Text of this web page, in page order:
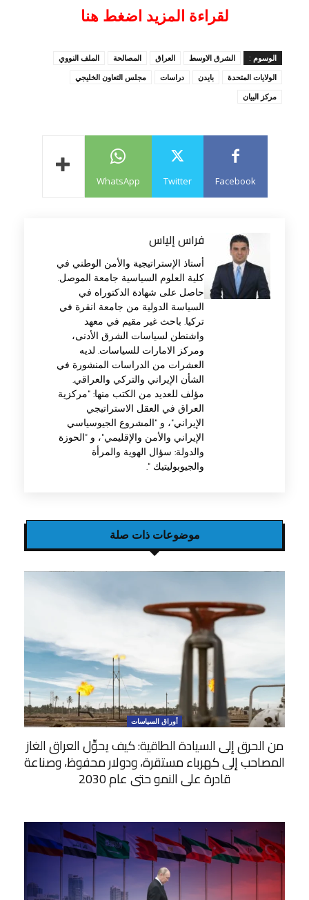
لقراءة المزيد اضغط هنا
الوسوم : الشرق الاوسط العراق المصالحة
الملف النووي
الولايات المتحدة
بايدن دراسات
مجلس التعاون الخليجي
مركز البيان
Facebook
Twitter
WhatsApp
فراس إلياس
أستاذ الإستراتيجية والأمن الوطني في
كلية العلوم السياسية جامعة الموصل.
حاصل على شهادة الدكتوراه في
السياسة الدولية من جامعة انقرة في
تركيا. باحث غير مقيم في معهد
واشنطن لسياسات الشرق الأدنى،
ومركز الامارات للسياسات. لديه
العشرات من الدراسات المنشورة في
الشأن الإيراني والتركي والعراقي.
مؤلف للعديد من الكتب منها: "مركزية
العراق في العقل الاستراتيجي
الإيراني"، و "المشروع الجيوسياسي
الإيراني والأمن والإقليمي"، و "الحوزة
والدولة: سؤال الهوية والمرأة
والجيوبوليتيك ".
موضوعات ذات صلة
أوراق السياسات
من الحرق إلى السيادة الطاقية: كيف يحوِّل العراق الغاز
المصاحب إلى كهرباء مستقرة، ودولار محفوظ، وصناعة
قادرة على النمو حتى عام 2030